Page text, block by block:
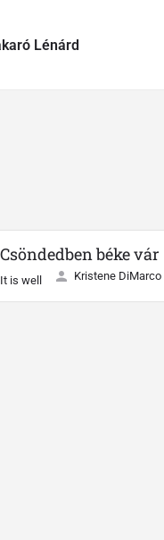
Lénárd
Csöndedben béke vár
It is well Kristene DiMarco